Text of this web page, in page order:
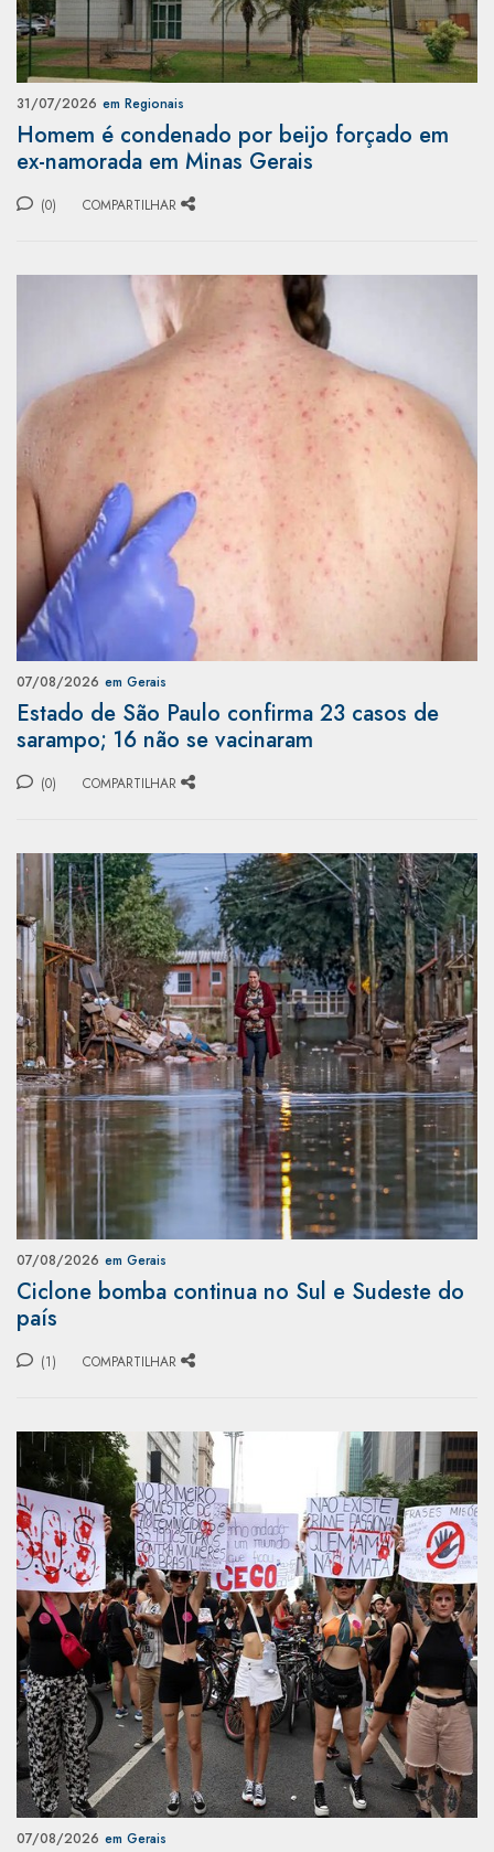
31/07/2026 em Regionais
Homem é condenado por beijo forçado em
ex-namorada em Minas Gerais
(0) COMPARTILHAR
07/08/2026 em Gerais
Estado de São Paulo confirma 23 casos de
sarampo; 16 não se vacinaram
(0) COMPARTILHAR
07/08/2026 em Gerais
Ciclone bomba continua no Sul e Sudeste do
país
(1) COMPARTILHAR
07/08/2026 em Gerais